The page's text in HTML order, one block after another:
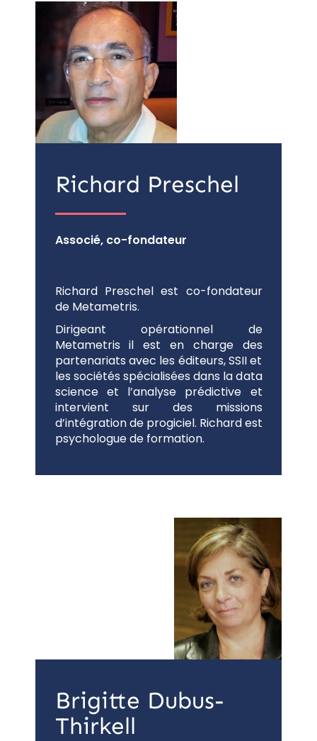
Richard Preschel
Associé, co-fondateur
Richard Preschel est co-fondateur
de Metametris.
Dirigeant opérationnel de
Metametris il est en charge des
partenariats avec les éditeurs, SSII et
les sociétés spécialisées dans la data
science et l’analyse prédictive et
intervient sur des missions
d’intégration de progiciel. Richard est
psychologue de formation.
Brigitte Dubus-
Thirkell